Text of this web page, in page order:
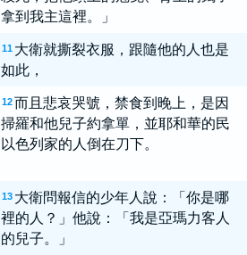
拿到我主這裡。」
11 大衛就撕裂衣服，跟隨他的人也是
如此，
12 而且悲哀哭號，禁食到晚上，是因
掃羅和他兒子約拿單，並耶和華的民
以色列家的人倒在刀下。
13 大衛問報信的少年人說：「你是哪
裡的人？」他說：「我是亞瑪力客人
的兒子。」